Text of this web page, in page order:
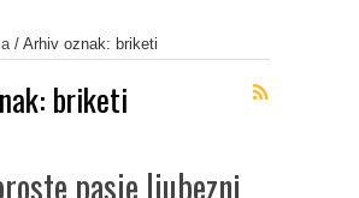
/ Arhiv oznak: briketi
briketi
pasje ljubezni